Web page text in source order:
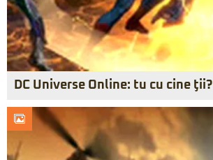
DC Universe Online: tu cu cine ţii?